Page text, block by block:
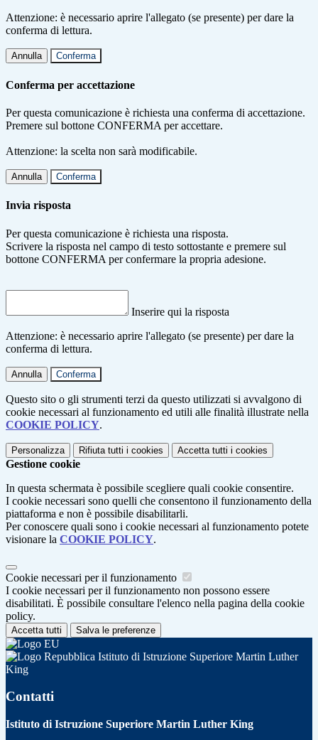
Attenzione: è necessario aprire l'allegato (se presente) per dare la
conferma di lettura.
Annulla Conferma
Conferma per accettazione
Per questa comunicazione è richiesta una conferma di accettazione.
Premere sul bottone CONFERMA per accettare.
Attenzione: la scelta non sarà modificabile.
Annulla Conferma
Invia risposta
Per questa comunicazione è richiesta una risposta.
Scrivere la risposta nel campo di testo sottostante e premere sul
bottone CONFERMA per confermare la propria adesione.
Inserire qui la risposta
Attenzione: è necessario aprire l'allegato (se presente) per dare la
conferma di lettura.
Annulla Conferma
Questo sito o gli strumenti terzi da questo utilizzati si avvalgono di
cookie necessari al funzionamento ed utili alle finalità illustrate nella
COOKIE POLICY.
Personalizza Rifiuta tutti i cookies Accetta tutti i cookies
Gestione cookie
In questa schermata è possibile scegliere quali cookie consentire.
I cookie necessari sono quelli che consentono il funzionamento della
piattaforma e non è possibile disabilitarli.
Per conoscere quali sono i cookie necessari al funzionamento potete
visionare la COOKIE POLICY.
Cookie necessari per il funzionamento
I cookie necessari per il funzionamento non possono essere
disabilitati. È possibile consultare l'elenco nella pagina della cookie
policy.
Accetta tutti Salva le preferenze
Istituto di Istruzione Superiore Martin Luther
King
Contatti
Istituto di Istruzione Superiore Martin Luther King